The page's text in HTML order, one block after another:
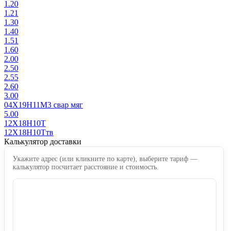
1.20
1.21
1.30
1.40
1.51
1.60
2.00
2.50
2.55
2.60
3.00
04Х19Н11М3 свар мяг
5.00
12Х18Н10Т
12Х18Н10Ттв
Калькулятор доставки
Укажите адрес (или кликните по карте), выберите тариф —
калькулятор посчитает расстояние и стоимость.